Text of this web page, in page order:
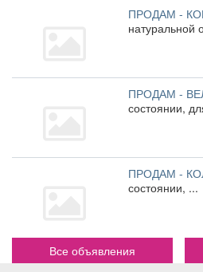
ПРОДАМ -
натуральной
ПРОДАМ -
состоянии,
ПРОДАМ -
состоянии, ...
Все объявления